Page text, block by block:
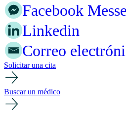
Facebook
Linkedin
Correo
Solicitar una cita
Buscar un médico